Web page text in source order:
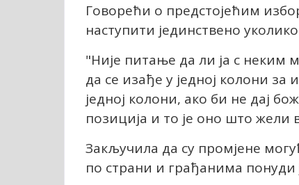
Говорећи о предстојећим
наступити јединствено
"Није питање да ли ја с неким
да се изађе у једној колони
једној колони, ако би не дај
позиција и то је оно што жели
Закључила да су промјене
по страни и грађанима понуди